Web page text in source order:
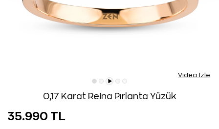
Video İzle
0,17 Karat Reina Pırlanta Yüzük
35.990 TL